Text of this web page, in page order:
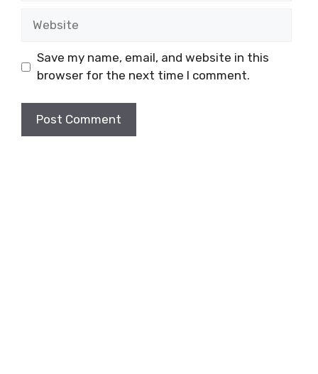
Save my name, email, and website in this
browser for the next time I comment.